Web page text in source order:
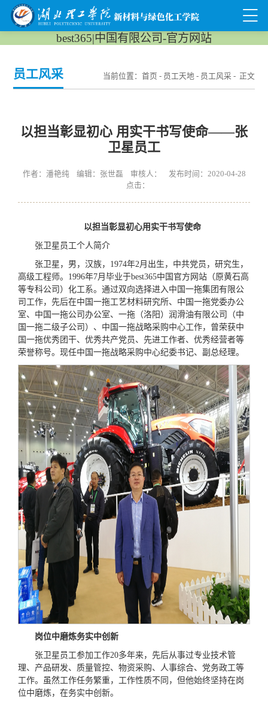
best365|中国有限公司-官方网站
员工风采 当前位置： 首页 - 员工天地- 员工风采 - 正文
以担当彰​显初心 用实干书写使命——张
卫星员工
作者：潘艳纯 编辑：张世磊 审核人： 发布时间：2020-04-28
点击：
以担当彰显初心用实干书写使命
张卫星员工个人简介
张卫星，男，汉族，1974年2月出生，中共党员，研究生，
高级工程师。1996年7月毕业于best365中国官方网站（原黄石高
等专科公司）化工系。通过双向选择进入中国一拖集团有限公
司工作，先后在中国一拖工艺材料研究所、中国一拖党委办公
室、中国一拖公司办公室、一拖（洛阳）润滑油有限公司（中
国一拖二级子公司）、中国一拖战略采购中心工作，曾荣获中
国一拖优秀团干、优秀共产党员、先进工作者、优秀经营者等
荣誉称号。现任中国一拖战略采购中心纪委书记、副总经理。
岗位中磨炼务实中创新
张卫星员工参加工作20多年来，先后从事过专业技术管
理、产品研发、质量管控、物资采购、人事综合、党务政工等
工作。虽然工作任务繁重，工作性质不同，但他始终坚持在岗
位中磨炼，在务实中创新。